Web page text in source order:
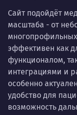
Сайт подойдёт
масштаба - от
эффективен как
функционалом,
интеграциями и
особенно
удобство для
возможность